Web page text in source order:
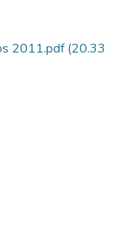
2011.pdf(20.33